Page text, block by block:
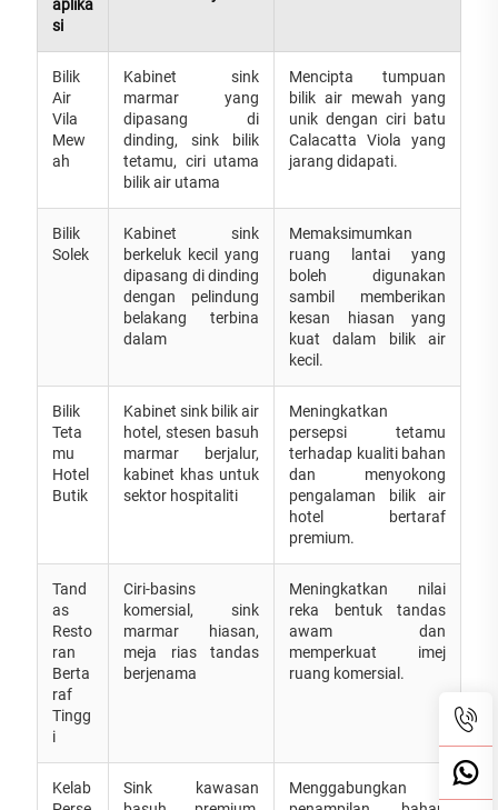
aplika
si
Bilik
Air
Vila
Mew
ah
Kabinet sink
marmar yang
dipasang di
dinding, sink bilik
tetamu, ciri utama
bilik air utama
Mencipta tumpuan
bilik air mewah yang
unik dengan ciri batu
Calacatta Viola yang
jarang didapati.
Bilik
Solek
Kabinet sink
berkeluk kecil yang
dipasang di dinding
dengan pelindung
belakang terbina
dalam
Memaksimumkan
ruang lantai yang
boleh digunakan
sambil memberikan
kesan hiasan yang
kuat dalam bilik air
kecil.
Bilik
Teta
mu
Hotel
Butik
Kabinet sink bilik air
hotel, stesen basuh
marmar berjalur,
kabinet khas untuk
sektor hospitaliti
Meningkatkan
persepsi tetamu
terhadap kualiti bahan
dan menyokong
pengalaman bilik air
hotel bertaraf
premium.
Tand
as
Resto
ran
Berta
raf
Tingg
i
Ciri-basins
komersial, sink
marmar hiasan,
meja rias tandas
berjenama
Meningkatkan nilai
reka bentuk tandas
awam dan
memperkuat imej
ruang komersial.
Kelab
Sink kawasan
Menggabungkan